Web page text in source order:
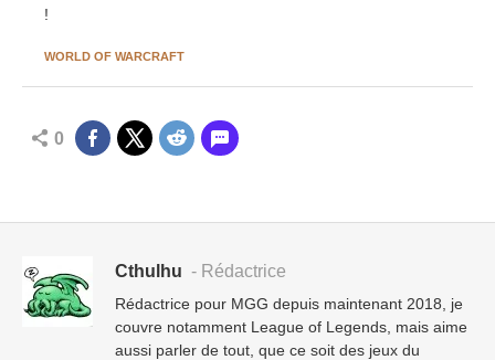
!
WORLD OF WARCRAFT
0
Cthulhu - Rédactrice
Rédactrice pour MGG depuis maintenant 2018, je
couvre notamment League of Legends, mais aime
aussi parler de tout, que ce soit des jeux du